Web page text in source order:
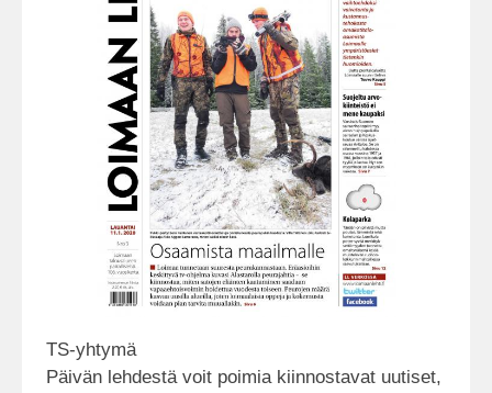
TS-yhtymä
Päivän lehdestä voit poimia kiinnostavat uutiset,